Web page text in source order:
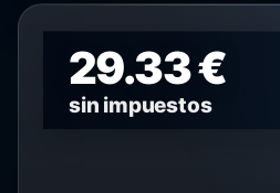
29.33 €
sin impuestos